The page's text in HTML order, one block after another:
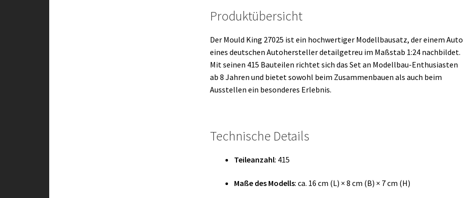
Produktübersicht
Der Mould King 27025 ist ein hochwertiger Modellbausatz, der einem Auto
eines deutschen Autohersteller detailgetreu im Maßstab 1:24 nachbildet.
Mit seinen 415 Bauteilen richtet sich das Set an Modellbau-Enthusiasten
ab 8 Jahren und bietet sowohl beim Zusammenbauen als auch beim
Ausstellen ein besonderes Erlebnis.
Technische Details
Teileanzahl: 415
Maße des Modells: ca. 16 cm (L) × 8 cm (B) × 7 cm (H)